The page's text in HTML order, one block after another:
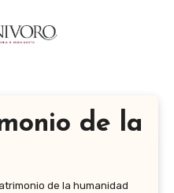
de la
de la humanidad